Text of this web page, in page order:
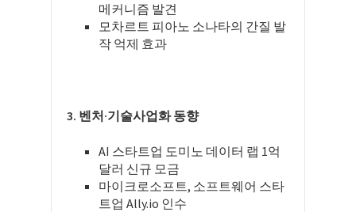
메커니즘 발견
모차르트 피아노 소나타의 간질 발
작 억제 효과
3. 벤처·기술사업화 동향
AI 스타트업 도미노 데이터 랩 1억
달러 신규 모금
마이크로소프트, 소프트웨어 스타
트업 Ally.io 인수